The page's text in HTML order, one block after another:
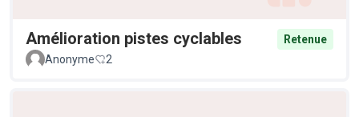
Amélioration pistes cyclables
Retenue
Anonyme
2